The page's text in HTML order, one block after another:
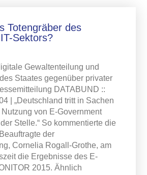
Totengräber des
Sektors?
Gewaltenteilung und
Staates gegenüber privater
DATABUND ::
| „Deutschland tritt in Sachen
von E-Government
Stelle.“ So kommentierte die
der
Cornelia Rogall-Grothe, am
die Ergebnisse des E-
2015. Ähnlich